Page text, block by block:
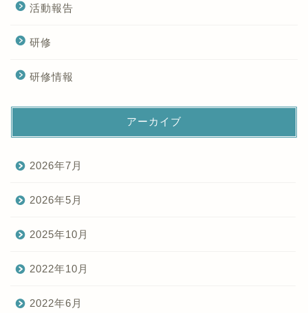
活動報告
研修
研修情報
アーカイブ
2026年7月
2026年5月
2025年10月
2022年10月
2022年6月